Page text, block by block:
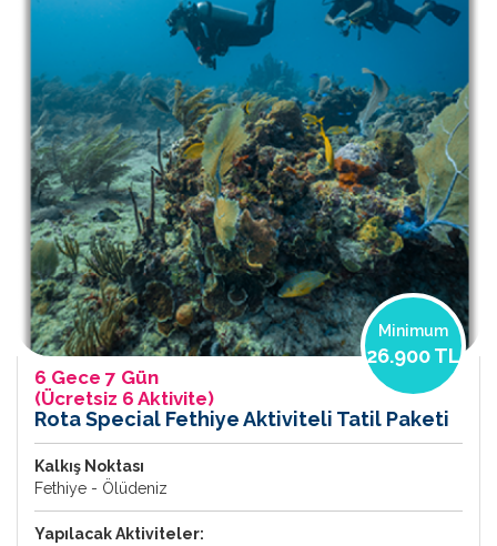
6 Gece 7 Gün
(Ücretsiz 6 Aktivite)
Rota Special Fethiye Aktiviteli Tatil Paketi
Kalkış Noktası
Fethiye - Ölüdeniz
Yapılacak Aktiviteler:
Minimum
26.900 TL